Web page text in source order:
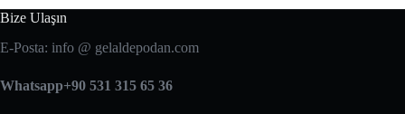
Bize Ulaşın
E-Posta: info @ gelaldepodan.com
Whatsapp+90 531 315 65 36